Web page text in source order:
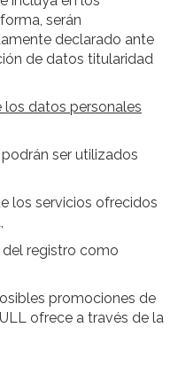
serán
declarado ante
de datos titularidad
los datos personales
ser utilizados
los servicios ofrecidos
del registro como
promociones de
ofrece a través de la